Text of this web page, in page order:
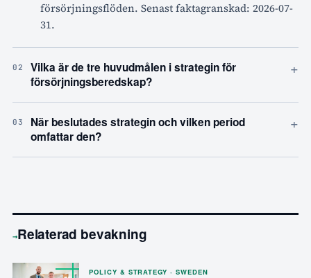
försörjningsflöden. Senast faktagranskad: 2026-07-
31.
02
Vilka är de tre huvudmålen i strategin för
försörjningsberedskap?
+
03
När beslutades strategin och vilken period
omfattar den?
+
→Relaterad bevakning
POLICY & STRATEGY · SWEDEN